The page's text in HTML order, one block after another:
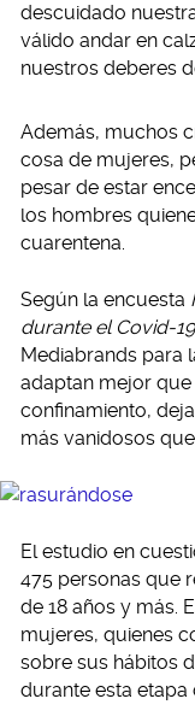
descuidado
válido andar en
nuestros deberes
Además, muchos
cosa de mujeres,
pesar de estar
los hombres
cuarentena.
Según la encuesta
durante el Covid-19
Mediabrands para
adaptan mejor
confinamiento,
más vanidosos
El estudio en
475 personas que
de 18 años y más.
mujeres, quienes
sobre sus hábitos
durante esta etapa